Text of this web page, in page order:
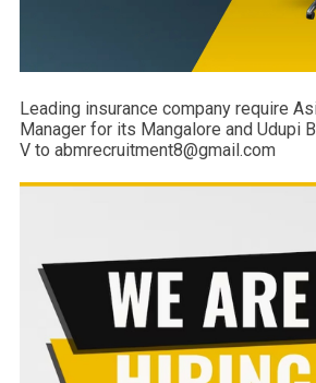
Leading insurance company require
Manager for its Mangalore and Udupi
V to abmrecruitment8@gmail.com